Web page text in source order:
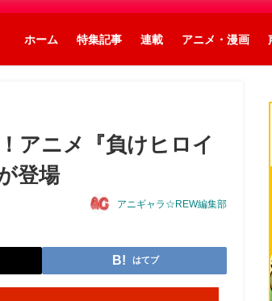
ホーム 特集記事 連載 アニメ・漫画
アニメ『負けヒロイ
登場
アニギャラ☆REW編集部
はてブ